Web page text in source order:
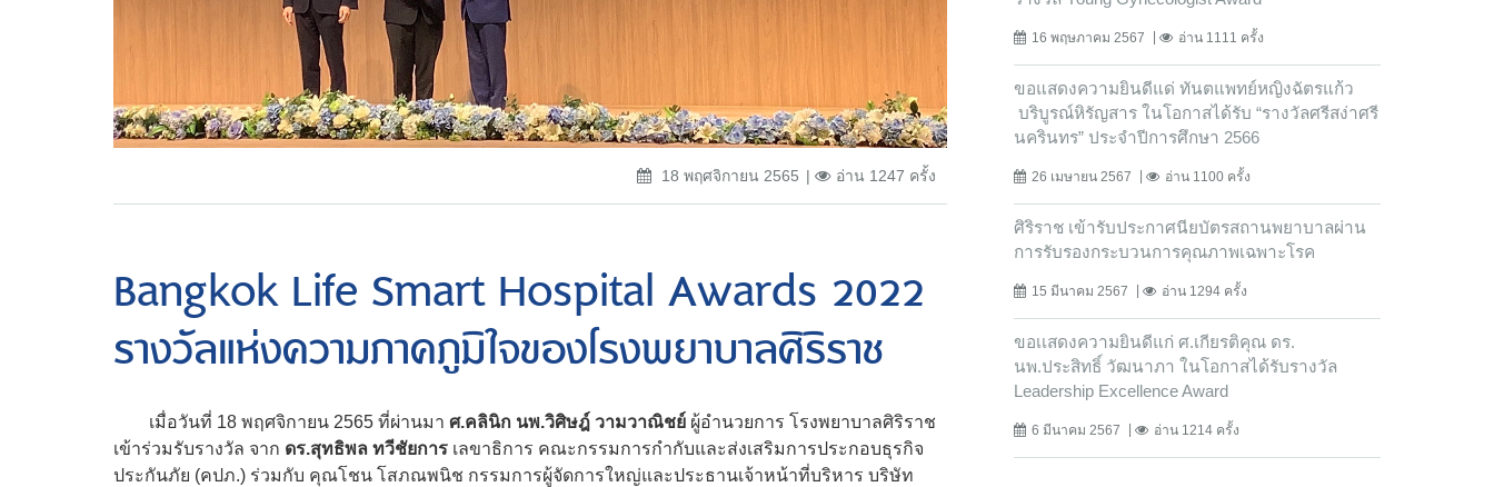
18 พฤศจิกายน 2565 อ่าน 1247 ครั้ง
Bangkok Life Smart Hospital Awards 2022
รางวัลแห่งความภาคภูมิใจของโรงพยาบาลศิริราช
เมื่อวันที่ 18 พฤศจิกายน 2565 ที่ผ่านมา ศ.คลินิก นพ.วิศิษฎ์ วามวาณิชย์ ผู้อำนวยการ โรงพยาบาลศิริราช
เข้าร่วมรับรางวัล จาก ดร.สุทธิพล ทวีชัยการ เลขาธิการ คณะกรรมการกำกับและส่งเสริมการประกอบธุรกิจ
ประกันภัย (คปภ.) ร่วมกับ คุณโชน โสภณพนิช กรรมการผู้จัดการใหญ่และประธานเจ้าหน้าที่บริหาร บริษัท
16 พฤษภาคม 2567 อ่าน 1111 ครั้ง
ขอแสดงความยินดีแด่ ทันตแพทย์หญิงฉัตรแก้ว
บริบูรณ์หิรัญสาร ในโอกาสได้รับ “รางวัลศรีสง่าศรี
นครินทร” ประจำปีการศึกษา 2566
26 เมษายน 2567 อ่าน 1100 ครั้ง
ศิริราช เข้ารับประกาศนียบัตรสถานพยาบาลผ่าน
การรับรองกระบวนการคุณภาพเฉพาะโรค
15 มีนาคม 2567 อ่าน 1294 ครั้ง
ขอเเสดงความยินดีแก่ ศ.เกียรติคุณ ดร.
นพ.ประสิทธิ์ วัฒนาภา ในโอกาสได้รับรางวัล
Leadership Excellence Award
6 มีนาคม 2567 อ่าน 1214 ครั้ง